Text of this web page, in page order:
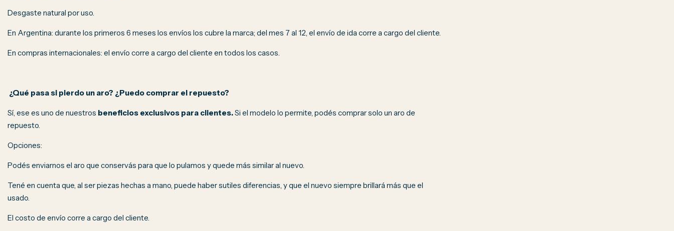
Desgaste natural por uso.
En Argentina: durante los primeros 6 meses los envíos los cubre la marca; del mes 7 al 12, el envío de ida corre a cargo del cliente.
En compras internacionales: el envío corre a cargo del cliente en todos los casos.
¿Qué pasa si pierdo un aro? ¿Puedo comprar el repuesto?
Sí, ese es uno de nuestros beneficios exclusivos para clientes.Si el modelo lo permite, podés comprar solo un aro de
repuesto.
Opciones:
Podés enviarnos el aro que conservás para que lo pulamos y quede más similar al nuevo.
Tené en cuenta que, al ser piezas hechas a mano, puede haber sutiles diferencias, y que el nuevo siempre brillará más que el
usado.
El costo de envío corre a cargo del cliente.